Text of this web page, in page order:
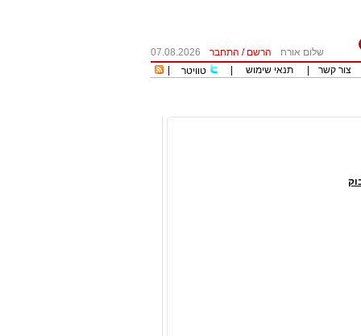
שלום אורח הרשם / התחבר
07.08.2026
צור קשר תנאי שימוש טוויטר